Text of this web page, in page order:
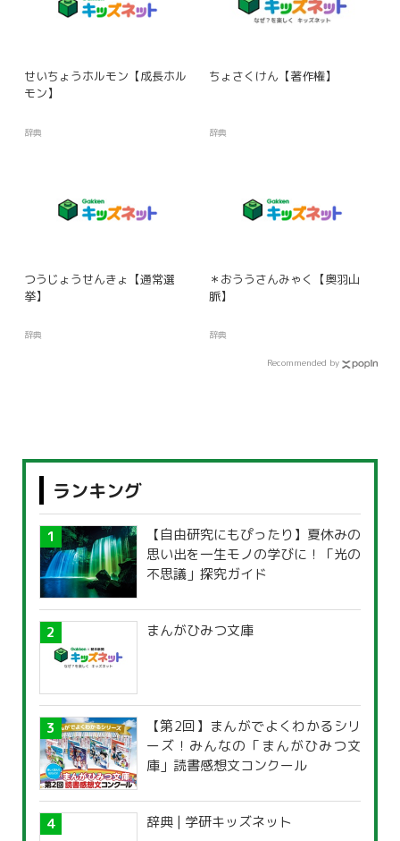
せいちょうホルモン【成長ホル
モン】
辞典
ちょさくけん【著作権】
辞典
つうじょうせんきょ【通常選
挙】
辞典
＊おううさんみゃく【奥羽山
脈】
辞典
Recommended by
ランキング
【自由研究にもぴったり】夏休みの
思い出を一生モノの学びに！「光の
不思議」探究ガイド
まんがひみつ文庫
【第2回】まんがでよくわかるシリ
ーズ！みんなの「まんがひみつ文
庫」読書感想文コンクール
辞典 | 学研キッズネット